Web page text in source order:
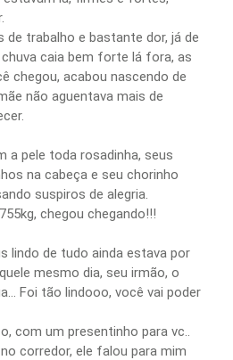
de trabalho e bastante dor, já de
caia bem forte lá fora, as
chegou, acabou nascendo de
não aguentava mais de
a pele toda rosadinha, seus
na cabeça e seu chorinho
suspiros de alegria.
chegou chegando!!!
lindo de tudo ainda estava por
mesmo dia, seu irmão, o
Foi tão lindooo, você vai poder
com um presentinho para vc..
corredor, ele falou para mim